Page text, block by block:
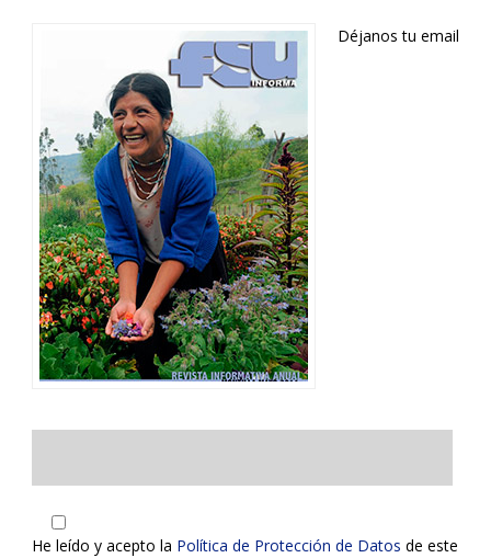
Déjanos tu email
He leído y acepto la Política de Protección de Datos de este